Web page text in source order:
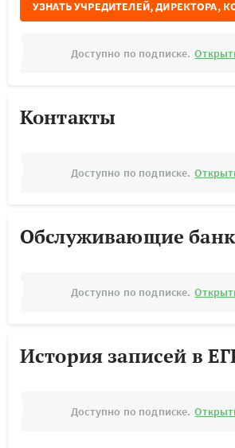
УЗНАТЬ УЧРЕДИТЕЛЕЙ, ДИРЕКТОРА,
Доступно по подписке.
Контакты
Доступно по подписке.
Обслуживающие
Доступно по подписке.
История записей в
Доступно по подписке.